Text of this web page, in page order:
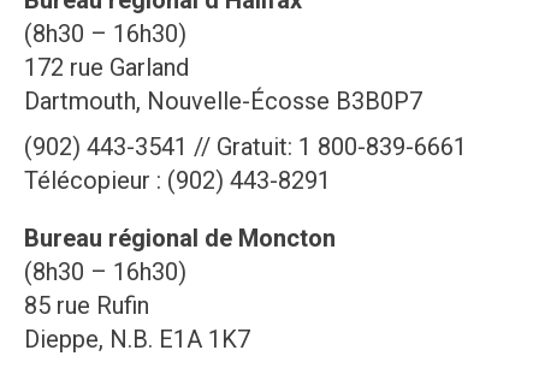
(8h30 – 16h30)
172 rue Garland
Dartmouth, Nouvelle-Écosse B3B0P7
(902) 443-3541 // Gratuit: 1 800-839-6661
Télécopieur : (902) 443-8291
Bureau régional de Moncton
(8h30 – 16h30)
85 rue Rufin
Dieppe, N.B. E1A 1K7